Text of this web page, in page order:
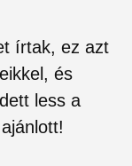
írtak, ez azt
és
less a